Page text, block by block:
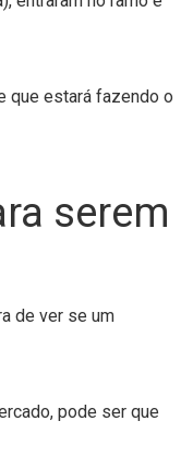
que estará fazendo o
serem
de ver se um
pode ser que